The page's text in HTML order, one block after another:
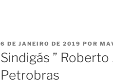
PUBLICADO
EM
6 DE JANEIRO DE 2019 POR
Sindigás ”
Petrobras